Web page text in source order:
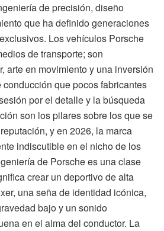
de precisión, diseño
que ha definido generaciones
Los vehículos Porsche
de transporte; son
arte en movimiento y una inversión
que pocos fabricantes
por el detalle y la búsqueda
son los pilares sobre los que se
y en 2026, la marca
indiscutible en el nicho de los
de Porsche es una clase
crear un deportivo de alta
una seña de identidad icónica,
bajo y un sonido
en el alma del conductor. La